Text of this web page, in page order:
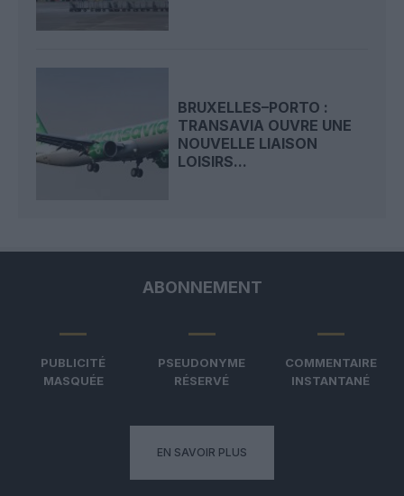
BRUXELLES–PORTO :
TRANSAVIA OUVRE UNE
NOUVELLE LIAISON
LOISIRS...
ABONNEMENT
PUBLICITÉ
MASQUÉE
PSEUDONYME
RÉSERVÉ
COMMENTAIRE
INSTANTANÉ
EN SAVOIR PLUS